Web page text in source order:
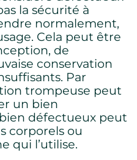
la sécurité à
normalement,
Cela peut être
de
conservation
Par
trompeuse peut
un bien
défectueux peut
corporels ou
qui l’utilise.